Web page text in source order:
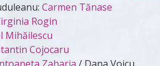
Carmen Tănase
Rogin
Mihăilescu
Cojocaru